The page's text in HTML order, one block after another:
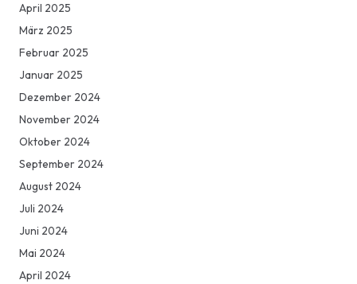
April 2025
März 2025
Februar 2025
Januar 2025
Dezember 2024
November 2024
Oktober 2024
September 2024
August 2024
Juli 2024
Juni 2024
Mai 2024
April 2024